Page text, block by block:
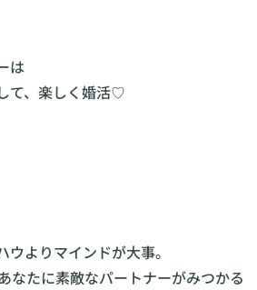
は
て、楽しく婚活♡
よりマインドが大事。
なたに素敵なパートナーがみつかる